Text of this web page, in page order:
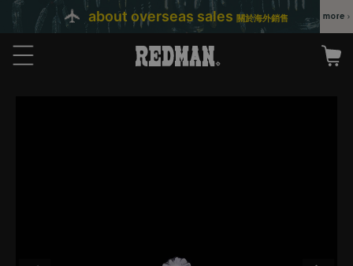
about overseas sales 關於海外銷售